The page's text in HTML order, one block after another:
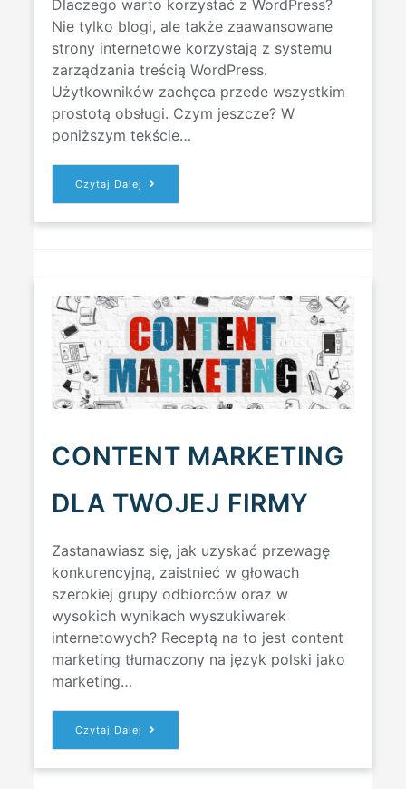
Dlaczego warto korzystać z WordPress?
Nie tylko blogi, ale także zaawansowane
strony internetowe korzystają z systemu
zarządzania treścią WordPress.
Użytkowników zachęca przede wszystkim
prostotą obsługi. Czym jeszcze? W
poniższym tekście…
Czytaj Dalej
5
DLACZEGO
WARTO
CONTENT MARKETING
DLA TWOJEJ FIRMY
Zastanawiasz się, jak uzyskać przewagę
konkurencyjną, zaistnieć w głowach
szerokiej grupy odbiorców oraz w
wysokich wynikach wyszukiwarek
internetowych? Receptą na to jest content
marketing tłumaczony na język polski jako
marketing…
Czytaj Dalej
CONTENT
DLA
TWOJEJ